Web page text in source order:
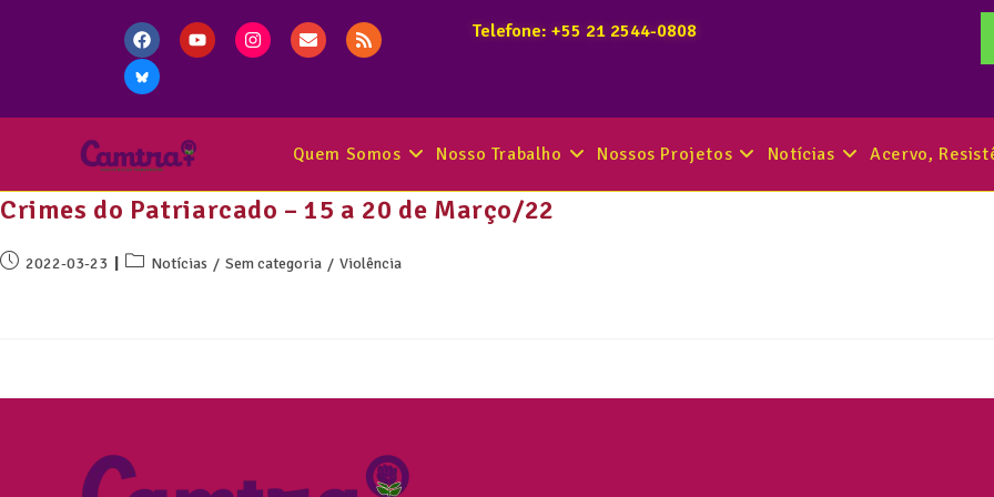
Telefone: +55 21 2544-0808
Quem Somos Nosso Trabalho Nossos Projetos Notícias Acervo,
Crimes do Patriarcado – 15 a 20 de Março/22
2022-03-23 Notícias / Sem categoria / Violência